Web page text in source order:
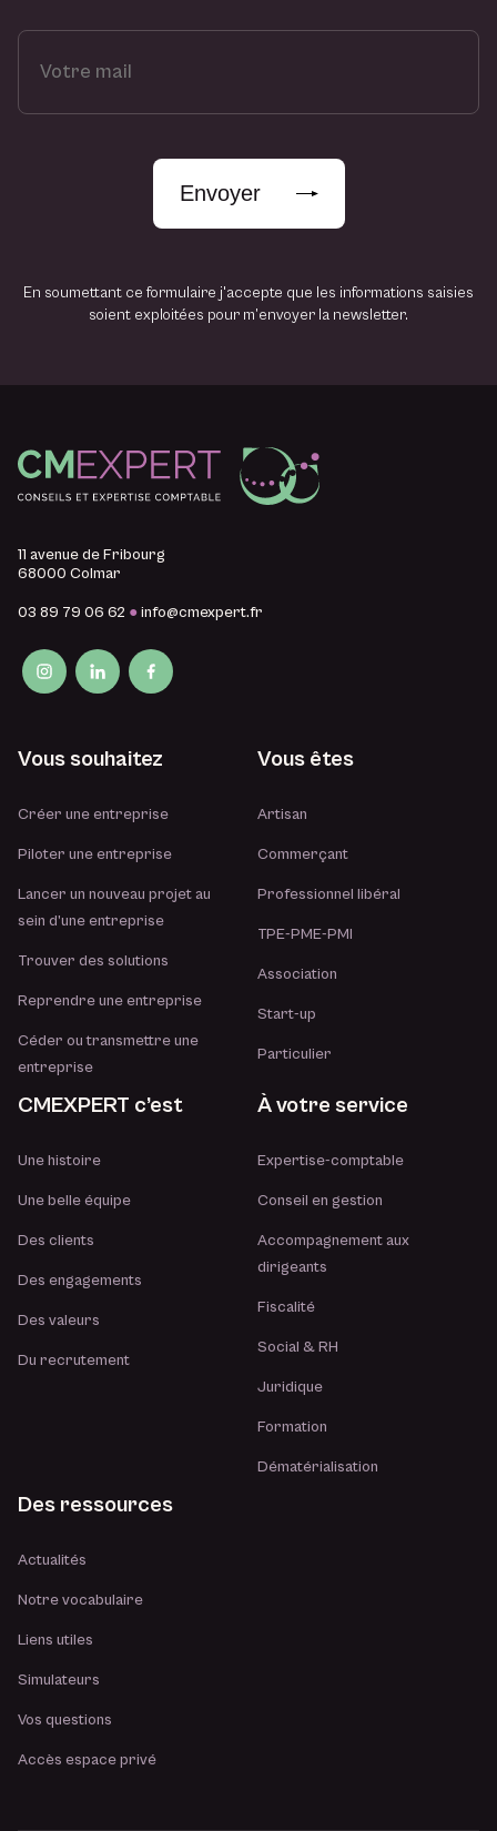
V
Envoyer
En soumettant ce formulaire j'accepte que les informations saisies
soient exploitées pour m’envoyer la newsletter.
11 avenue de Fribourg
68000 Colmar
03 89 79 06 62 ●info@cmexpert.fr
Vous souhaitez
Créer une entreprise
Piloter une entreprise
Lancer un nouveau projet au
sein d’une entreprise
Trouver des solutions
Reprendre une entreprise
Céder ou transmettre une
entreprise
Vous êtes
Artisan
Commerçant
Professionnel libéral
TPE-PME-PMI
Association
Start-up
Particulier
CMEXPERT c’est
Une histoire
Une belle équipe
Des clients
Des engagements
Des valeurs
Du recrutement
À votre service
Expertise-comptable
Conseil en gestion
Accompagnement aux
dirigeants
Fiscalité
Social & RH
Juridique
Formation
Dématérialisation
Des ressources
Actualités
Notre vocabulaire
Liens utiles
Simulateurs
Vos questions
Accès espace privé